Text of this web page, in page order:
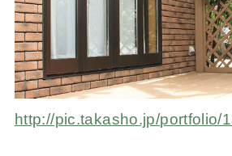
http://pic.takasho.jp/portfolio/